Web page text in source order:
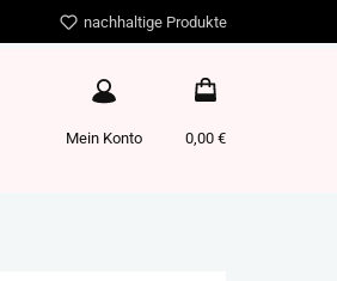
nachhaltige Produkte
Mein Konto 0,00 €